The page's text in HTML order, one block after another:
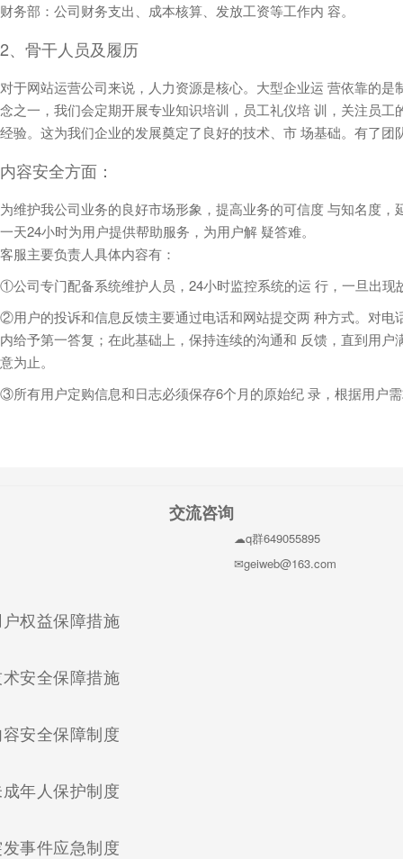
财务部：公司财务支出、成本核算、发放工资等工作内 容。
2、骨干人员及履历
对于网站运营公司来说，人力资源是核心。大型企业运 营依靠的
念之一，我们会定期开展专业知识培训，员工礼仪培 训，关注员
经验。这为我们企业的发展奠定了良好的技术、市 场基础。有了
内容安全方面：
为维护我公司业务的良好市场形象，提高业务的可信度 与知名度
一天24小时为用户提供帮助服务，为用户解 疑答难。
客服主要负责人具体内容有：
①公司专门配备系统维护人员，24小时监控系统的运 行，一旦出
②用户的投诉和信息反馈主要通过电话和网站提交两 种方式。对
内给予第一答复；在此基础上，保持连续的沟通和 反馈，直到用
意为止。
③所有用户定购信息和日志必须保存6个月的原始纪 录，根据用户
交流咨询
q群649055895
geiweb@163.com
权益保障措施(current)
安全保障措施(current)
安全保障制度
年人保护制度
事件应急制度